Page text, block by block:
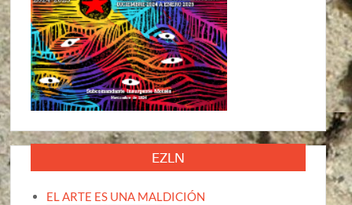
EZLN
EL ARTE ES UNA MALDICIÓN